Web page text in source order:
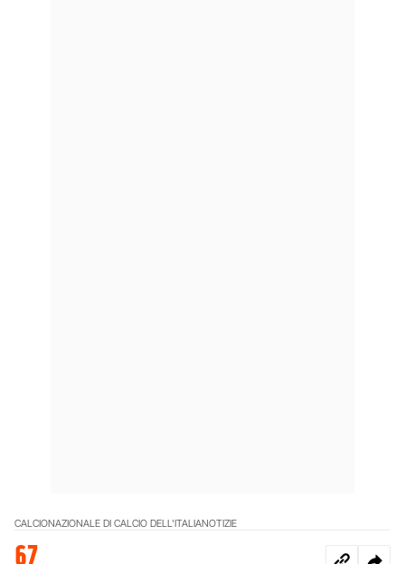
CALCIONAZIONALE DI CALCIO DELL'ITALIANOTIZIE
67